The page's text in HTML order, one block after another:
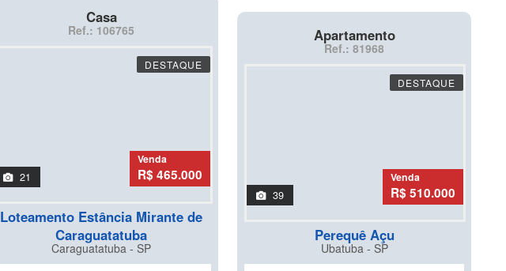
Casa
Ref.: 106765
DESTAQUE
21
Venda
R$ 465.000
Loteamento Estância Mirante de
Caraguatatuba
Caraguatatuba - SP
Apartamento
Ref.: 81968
DESTAQUE
39
Venda
R$ 510.000
Perequê Açu
Ubatuba - SP